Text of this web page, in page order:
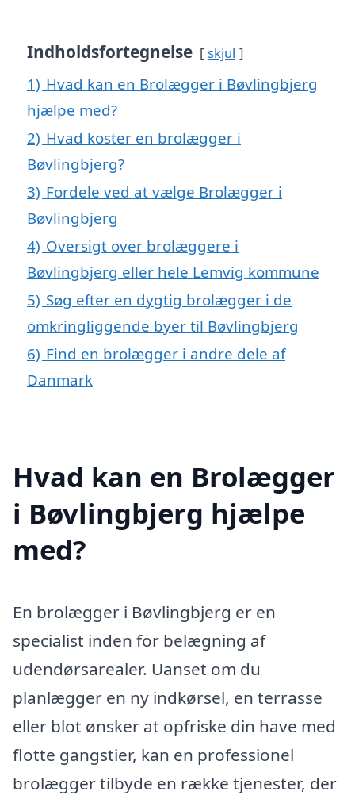
Indholdsfortegnelse skjul
1) Hvad kan en Brolægger i Bøvlingbjerg
hjælpe med?
2) Hvad koster en brolægger i
Bøvlingbjerg?
3) Fordele ved at vælge Brolægger i
Bøvlingbjerg
4) Oversigt over brolæggere i
Bøvlingbjerg eller hele Lemvig kommune
5) Søg efter en dygtig brolægger i de
omkringliggende byer til Bøvlingbjerg
6) Find en brolægger i andre dele af
Danmark
Hvad kan en Brolægger
i Bøvlingbjerg hjælpe
med?
En brolægger i Bøvlingbjerg er en
specialist inden for belægning af
udendørsarealer. Uanset om du
planlægger en ny indkørsel, en terrasse
eller blot ønsker at opfriske din have med
flotte gangstier, kan en professionel
brolægger tilbyde en række tjenester, der